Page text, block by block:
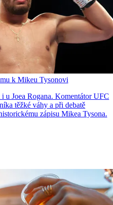
k Mikeu Tysonovi
u Joea Rogana. Komentátor UFC
těžké váhy a při debatě
zápisu Mikea Tysona.